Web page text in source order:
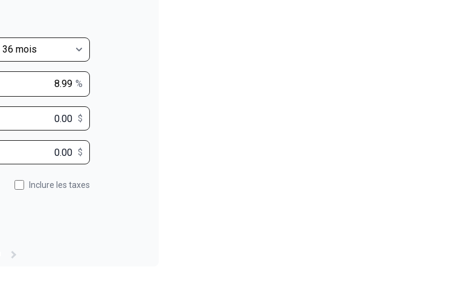
%
$ $
$
Inclure les taxes